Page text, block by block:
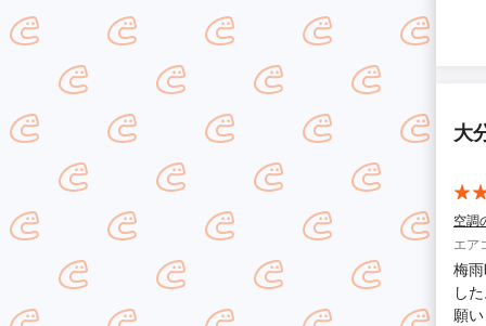
大
空調
エア
梅
し
願